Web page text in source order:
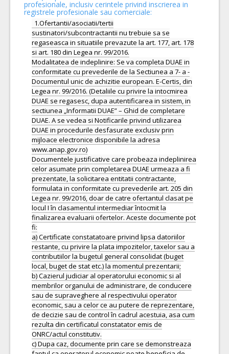
profesionale, inclusiv cerintele privind inscrierea in
registrele profesionale sau comerciale:
1.Ofertantii/asociatii/tertii
sustinatori/subcontractantii nu trebuie sa se
regaseasca in situatiile prevazute la art. 177, art. 178
si art. 180 din Legea nr. 99/2016.
Modalitatea de indeplinire: Se va completa DUAE in
conformitate cu prevederile de la Sectiunea a 7- a -
Documentul unic de achizitie european. E-Certis, din
Legea nr. 99/2016. (Detaliile cu privire la intocmirea
DUAE se regasesc, dupa autentificarea in sistem, in
sectiunea „Informatii DUAE” – Ghid de completare
DUAE. A se vedea si Notificarile privind utilizarea
DUAE in procedurile desfasurate exclusiv prin
mijloace electronice disponibile la adresa
www.anap.gov.ro)
Documentele justificative care probeaza indeplinirea
celor asumate prin completarea DUAE urmeaza a fi
prezentate, la solicitarea entitatii contractante,
formulata in conformitate cu prevederile art. 205 din
Legea nr. 99/2016, doar de catre ofertantul clasat pe
locul I în clasamentul intermediar întocmit la
finalizarea evaluarii ofertelor. Aceste documente pot
fi:
a) Certificate constatatoare privind lipsa datoriilor
restante, cu privire la plata impozitelor, taxelor sau a
contributiilor la bugetul general consolidat (buget
local, buget de stat etc.) la momentul prezentarii;
b) Cazierul judiciar al operatorului economic si al
membrilor organului de administrare, de conducere
sau de supraveghere al respectivului operator
economic, sau a celor ce au putere de reprezentare,
de decizie sau de control în cadrul acestuia, asa cum
rezulta din certificatul constatator emis de
ONRC/actul constitutiv.
c) Dupa caz, documente prin care se demonstreaza